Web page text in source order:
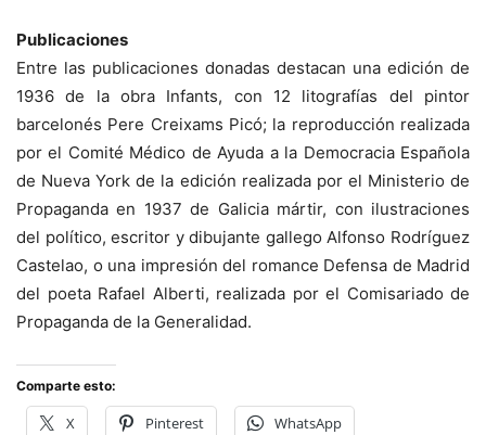
Publicaciones
Entre las publicaciones donadas destacan una edición de
1936 de la obra Infants, con 12 litografías del pintor
barcelonés Pere Creixams Picó; la reproducción realizada
por el Comité Médico de Ayuda a la Democracia Española
de Nueva York de la edición realizada por el Ministerio de
Propaganda en 1937 de Galicia mártir, con ilustraciones
del político, escritor y dibujante gallego Alfonso Rodríguez
Castelao, o una impresión del romance Defensa de Madrid
del poeta Rafael Alberti, realizada por el Comisariado de
Propaganda de la Generalidad.
Comparte esto:
X Pinterest WhatsApp